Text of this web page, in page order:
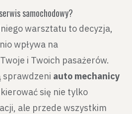
samochodowy?
warsztatu to decyzja,
wpływa na
i Twoich pasażerów.
sprawdzeni auto mechanicy
się nie tylko
ale przede wszystkim